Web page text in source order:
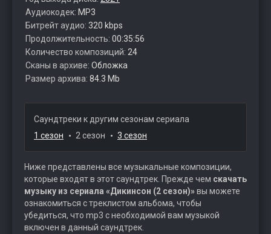
Аудиокодек: MP3
Битрейт аудио: 320 kbps
Продолжительность: 00:35:56
Количество композиций: 24
Сканы в архиве: Обложка
Размер архива: 84.3 Mb
Саундтреки к другим сезонам сериала
1 сезон
2 сезон 3 сезон
Ниже представлены все музыкальные композиции,
которые входят в этот саундтрек. Прежде чем скачать
музыку из сериала «Дикинсон (2 сезон)»вы можете
ознакомиться с треклистом альбома, чтобы
убедиться, что mp3 с необходимой вам музыкой
включен в данный саундтрек.